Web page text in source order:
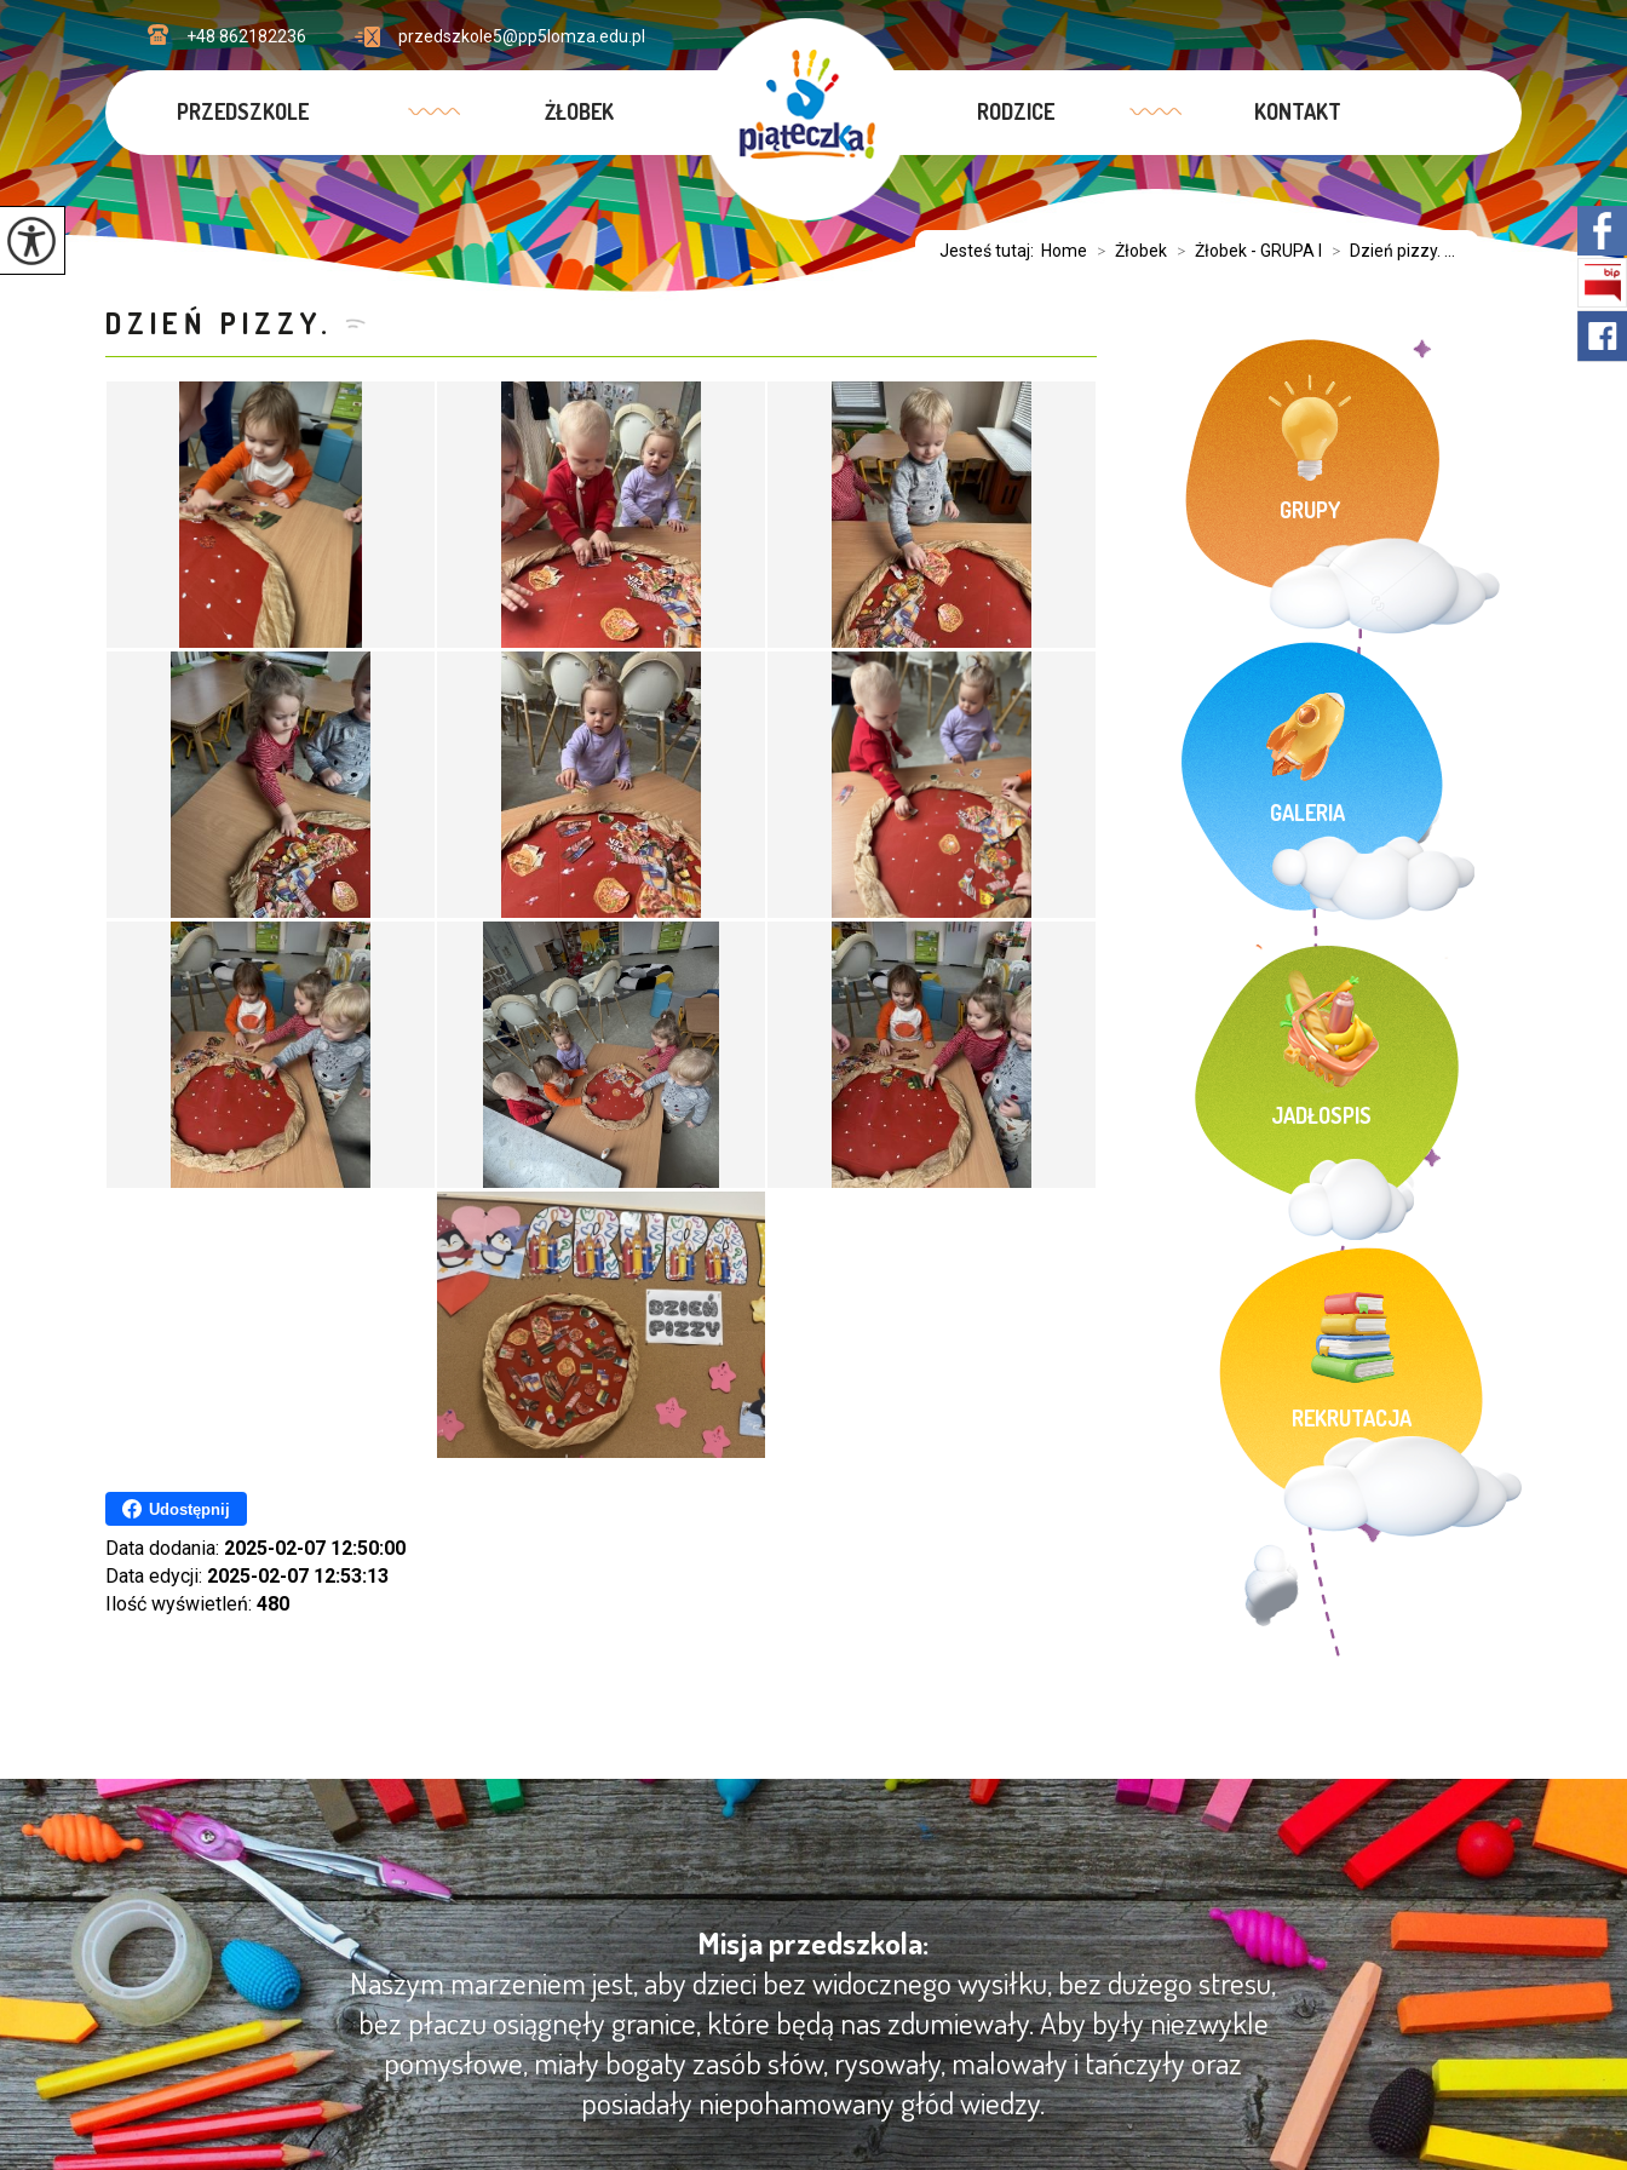
przedszkole5@pp5lomza.edu.pl
+48 862182236
PRZEDSZKOLE ŻŁOBEK RODZICE KONTAKT
Jesteś tutaj: Home > Żłobek > Żłobek - GRUPA I > Dzień pizzy. ...
DZIEŃ PIZZY.
Udostępnij
Data dodania: 2025-02-07 12:50:00
Data edycji: 2025-02-07 12:53:13
Ilość wyświetleń: 480
GRUPY
GALERIA
JADŁOSPIS
REKRUTACJA
Misja przedszkola:
Naszym marzeniem jest, aby dzieci bez widocznego wysiłku, bez dużego stresu,
bez płaczu osiągnęły granice, które będą nas zdumiewały. Aby były niezwykle
pomysłowe, miały bogaty zasób słów, rysowały, malowały i tańczyły oraz
posiadały niepohamowany głód wiedzy.